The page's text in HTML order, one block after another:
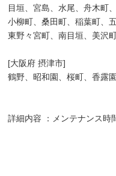
目垣、宮島、水尾、舟木町
小柳町、桑田町、稲葉町、
東野々宮町、南目垣、美沢
[大阪府 摂津市]
鶴野、昭和園、桜町、香露
詳細内容 ：メンテナンス時